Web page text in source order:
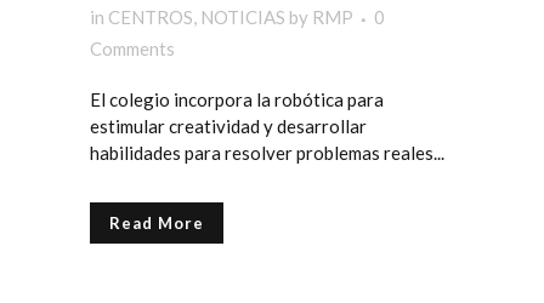
in CENTROS, NOTICIAS by RMP
0
Comments
El colegio incorpora la robótica para
estimular creatividad y desarrollar
habilidades para resolver problemas reales...
Read More